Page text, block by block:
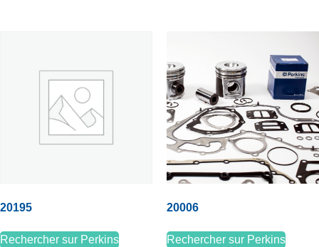
20195
Rechercher sur Perkins
20006
Rechercher sur Perkins